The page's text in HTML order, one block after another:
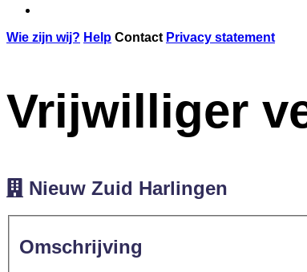
Wie zijn wij? Help Contact Privacy statement
Vrijwilliger
Nieuw Zuid Harlingen
Omschrijving